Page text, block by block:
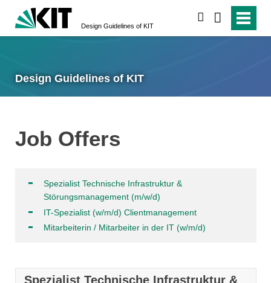
Design Guidelines of KIT
Design Guidelines of KIT
Job Offers
Spezialist Technische Infrastruktur &
Störungsmanagement (m/w/d)
IT-Spezialist (w/m/d) Clientmanagement
Mitarbeiterin / Mitarbeiter in der IT (w/m/d)
Spezialist Technische Infrastruktur &